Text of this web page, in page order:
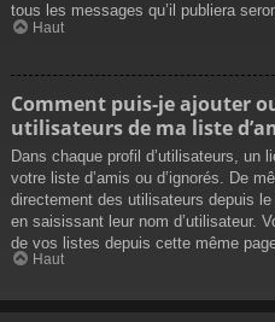
tous les messages qu’il publiera
Haut
Comment puis-je ajouter
utilisateurs de ma liste
Dans chaque profil d’utilisateurs, un
votre liste d’amis ou d’ignorés. De
directement des utilisateurs depuis
en saisissant leur nom d’utilisateur.
de vos listes depuis cette même
Haut